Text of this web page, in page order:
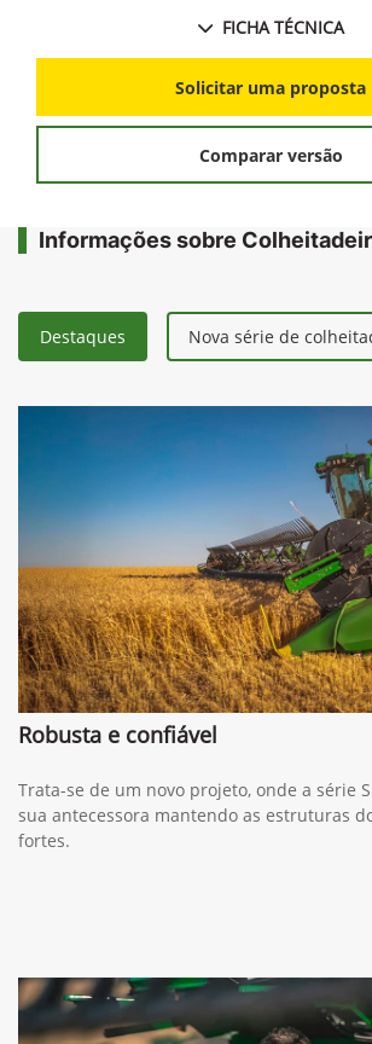
FICHA TÉCNICA
Solicitar uma proposta
Comparar versão
Informações sobre
Destaques Nova série de
Robusta e confiável
Trata-se de um novo projeto, onde a série
sua antecessora mantendo as estruturas
fortes.